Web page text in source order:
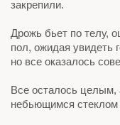
закрепили.
Дрожь бьет по телу,
пол, ожидая увидеть
но все оказалось
Все осталось целым,
небьющимся стеклом